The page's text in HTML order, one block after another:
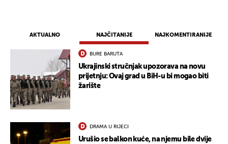
AKTUALNO NAJČITANIJE NAJKOMENTIRANIJE
BURE BARUTA
Ukrajinski stručnjak upozorava na novu
prijetnju: Ovaj grad u BiH-u bi mogao biti
žarište
DRAMA U RIJECI
Urušio se balkon kuće, na njemu bile dvije